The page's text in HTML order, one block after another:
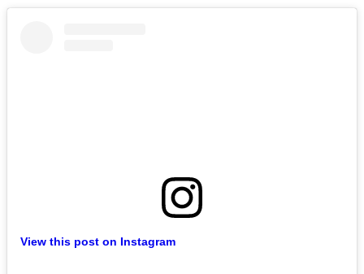
View this post on Instagram